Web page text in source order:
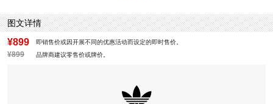
图文详情
¥899 即销售价或因开展不同的优惠活动而设定的即时售价。
¥899 品牌商建议零售价或牌价。